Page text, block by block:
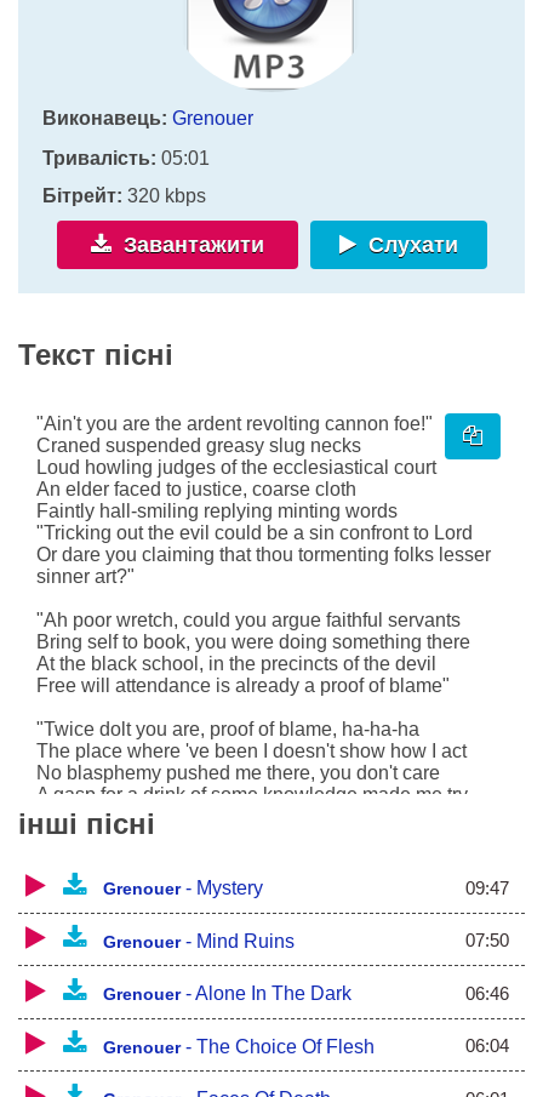
Виконавець: Grenouer
Тривалість: 05:01
Бітрейт: 320 kbps
Завантажити Слухати
Текст пісні
"Ain't you are the ardent revolting cannon foe!"
Craned suspended greasy slug necks
Loud howling judges of the ecclesiastical court
An elder faced to justice, coarse cloth
Faintly hall-smiling replying minting words
"Tricking out the evil could be a sin confront to Lord
Or dare you claiming that thou tormenting folks lesser
sinner art?"
"Ah poor wretch, could you argue faithful servants
Bring self to book, you were doing something there
At the black school, in the precincts of the devil
Free will attendance is already a proof of blame"
"Twice dolt you are, proof of blame, ha-ha-ha
The place where 've been I doesn't show how I act
No blasphemy pushed me there, you don't care
A gasp for a drink of some knowledge made me try
What is power? What makes folks turn into
Different issues troubled my mates and whoever else
Tempter! We did a horrible treaty
1.5 years spent in dark citadel
Getting all we wished
Once fiery image
Brought us main answer through the yawning split
інші пісні
Grenouer- Mystery 09:47
Grenouer- Mind Ruins 07:50
Grenouer-Alone In The Dark 06:46
Grenouer- The Choice Of Flesh 06:04